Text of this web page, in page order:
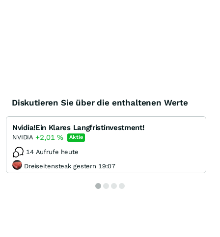
Diskutieren Sie über die enthaltenen Werte
Nvidia!Ein Klares Langfristinvestment!
NVIDIA +2,01% Aktie
14 Aufrufe heute
Dreiseitensteak gestern 19:07